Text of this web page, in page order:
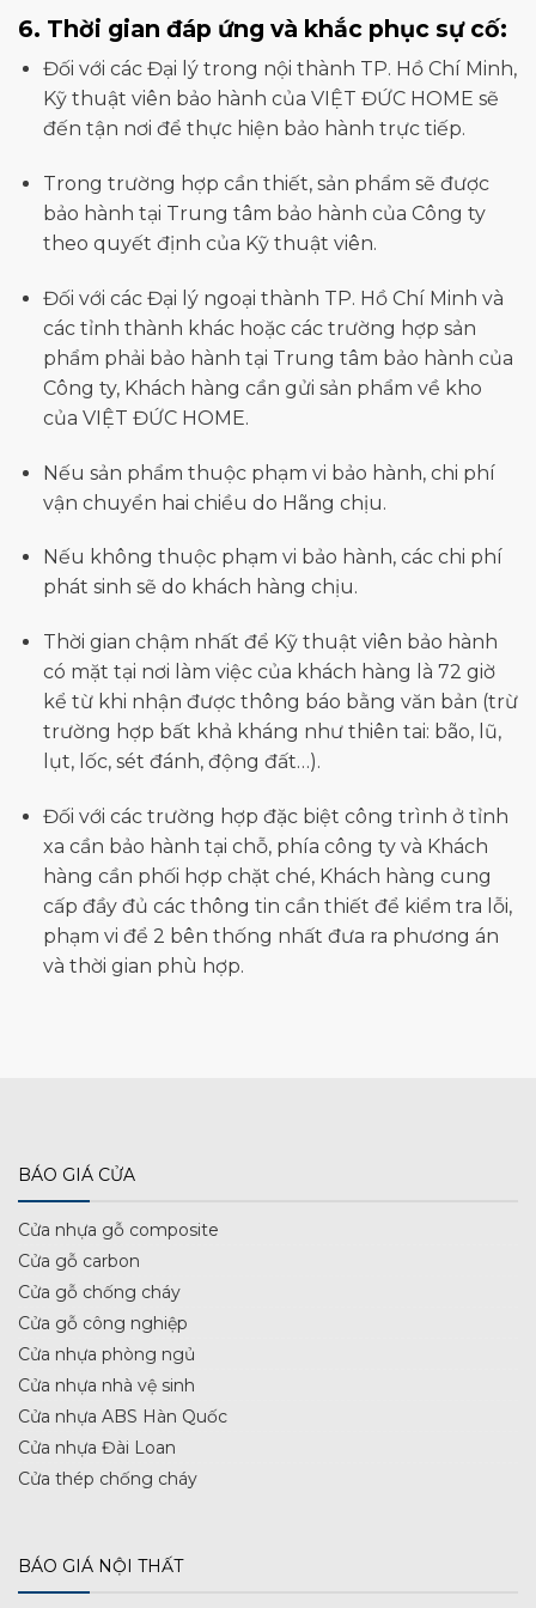
6. Thời gian đáp ứng và khắc phục sự cố:
Đối với các Đại lý trong nội thành TP. Hồ Chí Minh,
Kỹ thuật viên bảo hành của VIỆT ĐỨC HOME sẽ
đến tận nơi để thực hiện bảo hành trực tiếp.
Trong trường hợp cần thiết, sản phẩm sẽ được
bảo hành tại Trung tâm bảo hành của Công ty
theo quyết định của Kỹ thuật viên.
Đối với các Đại lý ngoại thành TP. Hồ Chí Minh và
các tỉnh thành khác hoặc các trường hợp sản
phẩm phải bảo hành tại Trung tâm bảo hành của
Công ty, Khách hàng cần gửi sản phẩm về kho
của VIỆT ĐỨC HOME.
Nếu sản phẩm thuộc phạm vi bảo hành, chi phí
vận chuyển hai chiều do Hãng chịu.
Nếu không thuộc phạm vi bảo hành, các chi phí
phát sinh sẽ do khách hàng chịu.
Thời gian chậm nhất để Kỹ thuật viên bảo hành
có mặt tại nơi làm việc của khách hàng là 72 giờ
kể từ khi nhận được thông báo bằng văn bản (trừ
trường hợp bất khả kháng như thiên tai: bão, lũ,
lụt, lốc, sét đánh, động đất…).
Đối với các trường hợp đặc biệt công trình ở tỉnh
xa cần bảo hành tại chỗ, phía công ty và Khách
hàng cần phối hợp chặt ché, Khách hàng cung
cấp đầy đủ các thông tin cần thiết để kiểm tra lỗi,
phạm vi để 2 bên thống nhất đưa ra phương án
và thời gian phù hợp.
BÁO GIÁ CỬA
Cửa nhựa gỗ composite
Cửa gỗ carbon
Cửa gỗ chống cháy
Cửa gỗ công nghiệp
Cửa nhựa phòng ngủ
Cửa nhựa nhà vệ sinh
Cửa nhựa ABS Hàn Quốc
Cửa nhựa Đài Loan
Cửa thép chống cháy
BÁO GIÁ NỘI THẤT